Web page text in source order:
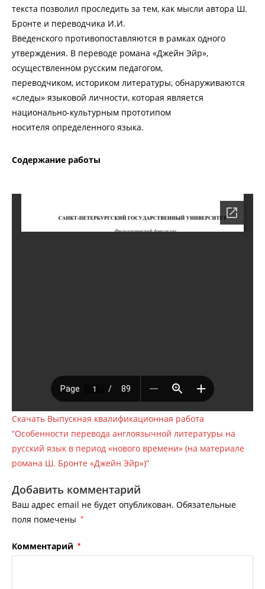
текста позволил проследить за тем, как мысли автора Ш.
Бронте и переводчика И.И.
Введенского противопоставляются в рамках одного
утверждения. В переводе романа «Джейн Эйр»,
осуществленном русским педагогом,
переводчиком, историком литературы, обнаруживаются
«следы» языковой личности, которая является
национально-культурным прототипом
носителя определенного языка.
Содержание работы
Скачать Выпускная квалификационная работа
“Особенности перевода англоязычной литературы на
русский язык в период «нового времени» (на материале
романа Ш. Бронте «Джейн Эйр»)”
Добавить комментарий
Ваш адрес email не будет опубликован. Обязательные
поля помечены *
Комментарий *